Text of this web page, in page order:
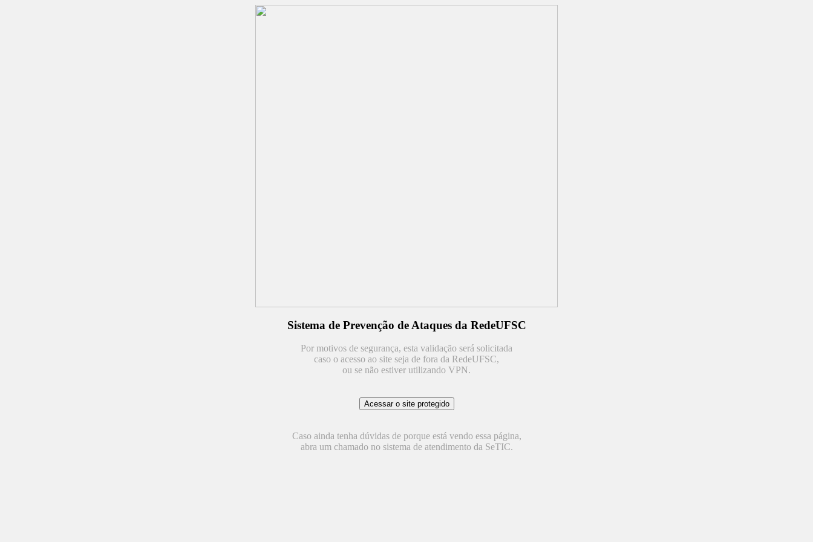
Sistema de Prevenção de Ataques da RedeUFSC
Por motivos de segurança, esta validação será solicitada
caso o acesso ao site seja de fora da RedeUFSC,
ou se não estiver utilizando VPN.
Caso ainda tenha dúvidas de porque está vendo essa página,
abra um chamado no sistema de atendimento da SeTIC.